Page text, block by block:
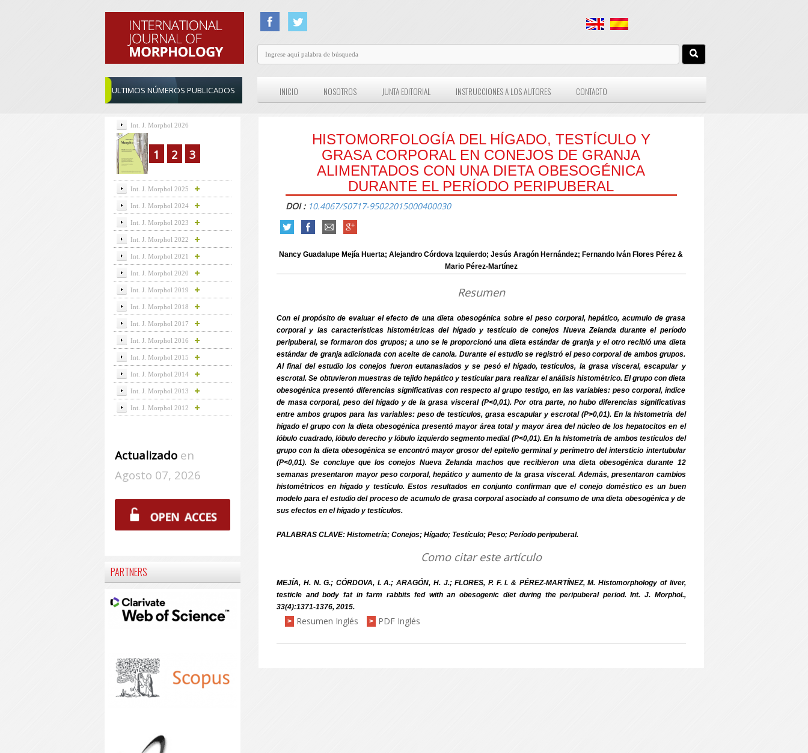
ULTIMOS NÚMEROS PUBLICADOS INICIO NOSOTROS JUNTA EDITORIAL INSTRUCCIONES A LOS AUTORES CONTACTO
HISTOMORFOLOGÍA DEL HÍGADO, TESTÍCULO Y
GRASA CORPORAL EN CONEJOS DE GRANJA
ALIMENTADOS CON UNA DIETA OBESOGÉNICA
DURANTE EL PERÍODO PERIPUBERAL
DOI : 10.4067/S0717-95022015000400030
Nancy Guadalupe Mejía Huerta; Alejandro Córdova Izquierdo; Jesús Aragón Hernández; Fernando Iván Flores Pérez &
Mario Pérez-Martínez
Resumen
Con el propósito de evaluar el efecto de una dieta obesogénica sobre el peso corporal, hepático, acumulo de grasa
corporal y las características histométricas del hígado y testículo de conejos Nueva Zelanda durante el período
peripuberal, se formaron dos grupos; a uno se le proporcionó una dieta estándar de granja y el otro recibió una dieta
estándar de granja adicionada con aceite de canola. Durante el estudio se registró el peso corporal de ambos grupos.
Al final del estudio los conejos fueron eutanasiados y se pesó el hígado, testículos, la grasa visceral, escapular y
escrotal. Se obtuvieron muestras de tejido hepático y testicular para realizar el análisis histométrico. El grupo con dieta
obesogénica presentó diferencias significativas con respecto al grupo testigo, en las variables: peso corporal, índice
de masa corporal, peso del hígado y de la grasa visceral (P<0,01). Por otra parte, no hubo diferencias significativas
entre ambos grupos para las variables: peso de testículos, grasa escapular y escrotal (P>0,01). En la histometría del
hígado el grupo con la dieta obesogénica presentó mayor área total y mayor área del núcleo de los hepatocitos en el
lóbulo cuadrado, lóbulo derecho y lóbulo izquierdo segmento medial (P<0,01). En la histometría de ambos testículos del
grupo con la dieta obesogénica se encontró mayor grosor del epitelio germinal y perímetro del intersticio intertubular
(P<0,01). Se concluye que los conejos Nueva Zelanda machos que recibieron una dieta obesogénica durante 12
semanas presentaron mayor peso corporal, hepático y aumento de la grasa visceral. Además, presentaron cambios
histométricos en hígado y testículo. Estos resultados en conjunto confirman que el conejo doméstico es un buen
modelo para el estudio del proceso de acumulo de grasa corporal asociado al consumo de una dieta obesogénica y de
sus efectos en el hígado y testículos.
PALABRAS CLAVE: Histometría; Conejos; Hígado; Testículo; Peso; Período peripuberal.
Como citar este artículo
MEJÍA, H. N. G.; CÓRDOVA, I. A.; ARAGÓN, H. J.; FLORES, P. F. I. & PÉREZ-MARTÍNEZ, M. Histomorphology of liver,
testicle and body fat in farm rabbits fed with an obesogenic diet during the peripuberal period. Int. J. Morphol.,
33(4):1371-1376, 2015.
>
Resumen Inglés > PDF Inglés
Int. J. Morphol 2026
1 2 3
Int. J. Morphol 2025
Int. J. Morphol 2024
Int. J. Morphol 2023
Int. J. Morphol 2022
Int. J. Morphol 2021
Int. J. Morphol 2020
Int. J. Morphol 2019
Int. J. Morphol 2018
Int. J. Morphol 2017
Int. J. Morphol 2016
Int. J. Morphol 2015
Int. J. Morphol 2014
Int. J. Morphol 2013
Int. J. Morphol 2012
Actualizadoen
Agosto 07, 2026
PARTNERS